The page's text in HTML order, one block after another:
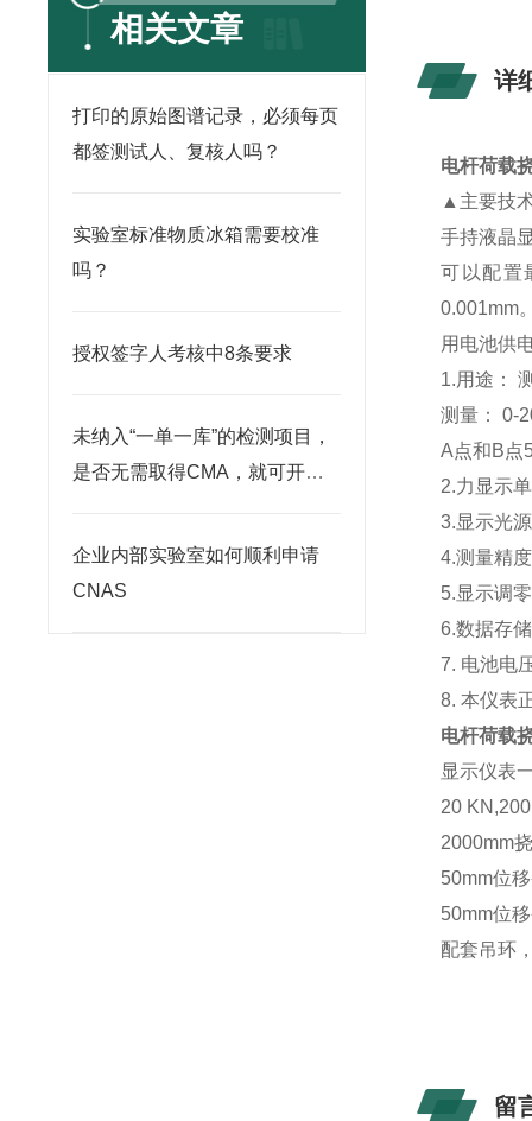
相关文章
打印的原始图谱记录，必须每页
都签测试人、复核人吗？
实验室标准物质冰箱需要校准
吗？
授权签字人考核中8条要求
未纳入“一单一库”的检测项目，
是否无需取得CMA，就可开展
企业内部实验室如何顺利申请
CNAS
详
电杆荷载
▲主要技
手持液晶
可以配置
0.001mm
用电池供
1.用途：
测量： 0-
A点和B点
2.力显示
3.显示光
4.测量
5.显示调
6.数据存
7. 电池
8. 本仪表
电杆荷载
显示仪表
20
2000mm
50mm位
50mm位
配套吊环
留